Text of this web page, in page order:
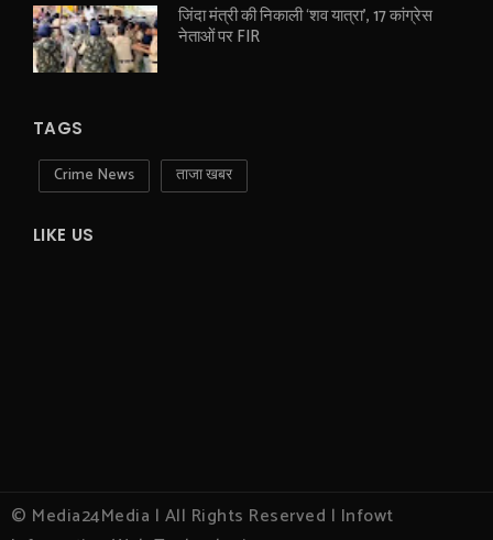
जिंदा मंत्री की निकाली ‘शव यात्रा’, 17 कांग्रेस
नेताओं पर FIR
TAGS
Crime News ताजा खबर
LIKE US
© Media24Media | All Rights Reserved | Infowt